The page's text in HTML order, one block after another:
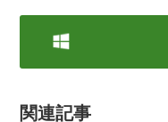
関連記事